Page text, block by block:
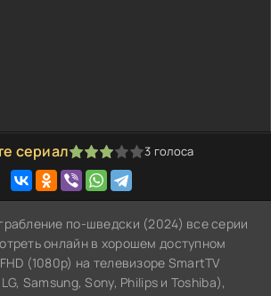
сериал
3 4 5 3 голоса
по-шведски (2024) все серии
онлайн в хорошем доступном
(1080p) на телевизоре SmartTV
Samsung, Sony, Philips и Toshiba),